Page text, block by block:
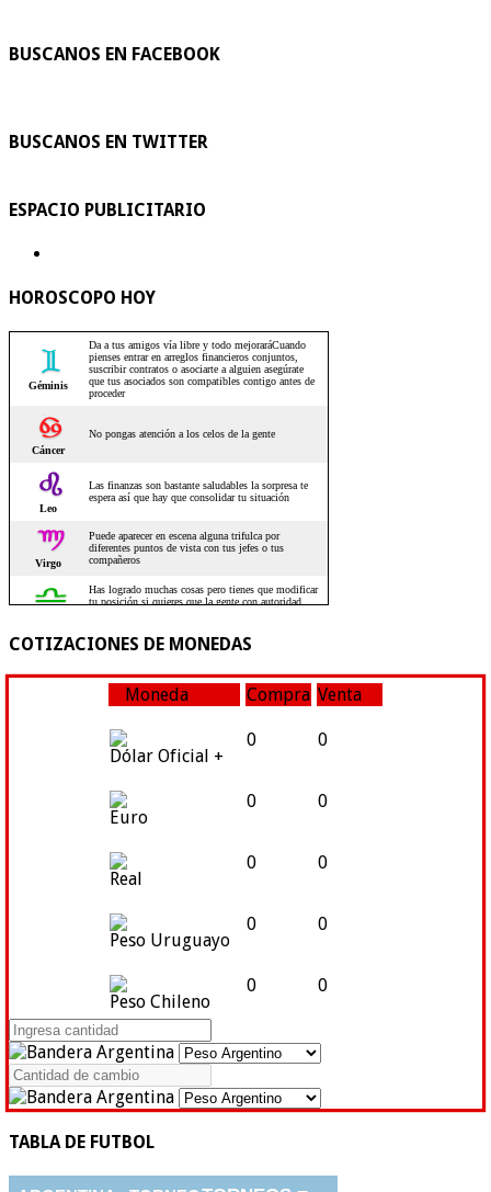
BUSCANOS EN FACEBOOK
BUSCANOS EN TWITTER
ESPACIO PUBLICITARIO
HOROSCOPO HOY
COTIZACIONES DE MONEDAS
Moneda Compra Venta
Dólar Oficial +
0 0
Euro
0 0
Real
0 0
Peso Uruguayo
0 0
Peso Chileno
0 0
TABLA DE FUTBOL